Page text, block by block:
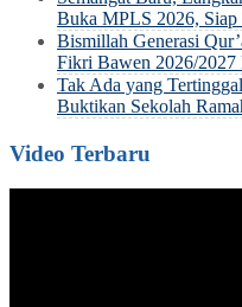
Buka MPLS 2026, Siap
Bismillah Generasi
Fikri Bawen 2026/2027
Tak Ada yang
Buktikan Sekolah
Video Terbaru